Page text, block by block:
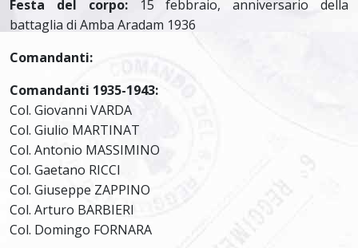
Festa del corpo:
15 febbraio, anniversario della
battaglia di Amba Aradam 1936
Comandanti:
Comandanti 1935-1943:
Col. Giovanni VARDA
Col. Giulio MARTINAT
Col. Antonio MASSIMINO
Col. Gaetano RICCI
Col. Giuseppe ZAPPINO
Col. Arturo BARBIERI
Col. Domingo FORNARA